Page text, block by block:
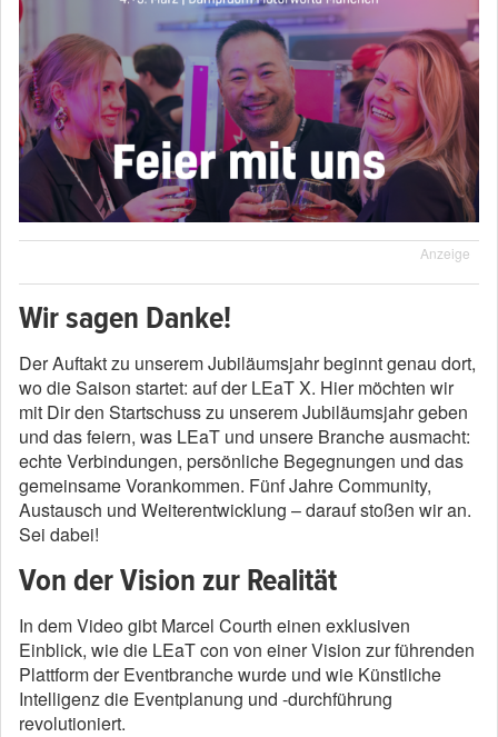
Anzeige
Wir sagen Danke!
Der Auftakt zu unserem Jubiläumsjahr beginnt genau dort,
wo die Saison startet: auf der LEaT X. Hier möchten wir
mit Dir den Startschuss zu unserem Jubiläumsjahr geben
und das feiern, was LEaT und unsere Branche ausmacht:
echte Verbindungen, persönliche Begegnungen und das
gemeinsame Vorankommen. Fünf Jahre Community,
Austausch und Weiterentwicklung – darauf stoßen wir an.
Sei dabei!
Von der Vision zur Realität
In dem Video gibt Marcel Courth einen exklusiven
Einblick, wie die LEaT con von einer Vision zur führenden
Plattform der Eventbranche wurde und wie Künstliche
Intelligenz die Eventplanung und -durchführung
revolutioniert.